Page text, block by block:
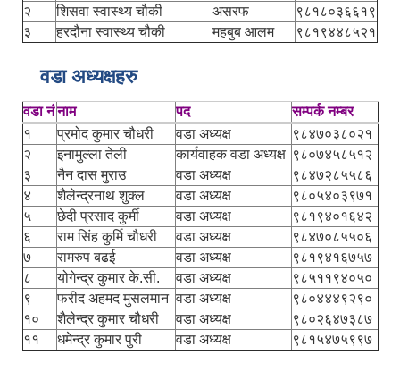
२
शिसवा स्वास्थ्य चौकी असरफ
९८१८०३६६१९
३
हरदौना स्वास्थ्य चौकी महबुब आलम ९८१९४४८५२१
वडा अध्यक्षहरु
वडा नंनाम पद
सम्पर्क नम्बर
१
प्रमोद कुमार चौधरी वडा अध्यक्ष
९८४७०३८०२१
२
इनामुल्ला तेली कार्यवाहक वडा अध्यक्ष ९८०७४५८५१२
३
नैन दास मुराउ वडा अध्यक्ष
९८४७२८५५८६
४
शैलेन्द्रनाथ शुक्ल वडा अध्यक्ष
९८०५४०३९७१
५
छेदी प्रसाद कुर्मी वडा अध्यक्ष
९८१९४०१६४२
६
राम सिंह कुर्मि चौधरी वडा अध्यक्ष
९८४७०८५५०६
७
रामरुप बढई वडा अध्यक्ष
९८१९४१६७५७
८
योगेन्द्र कुमार के.सी. वडा अध्यक्ष
९८५११९४०५०
९
फरीद अहमद मुसलमान वडा अध्यक्ष
९८०४४४९२९०
१०
शैलेन्द्र कुमार चौधरी वडा अध्यक्ष
९८०२६४७३८७
११
धमेन्द्र कुमार पुरी वडा अध्यक्ष ९८१५४७५९९७